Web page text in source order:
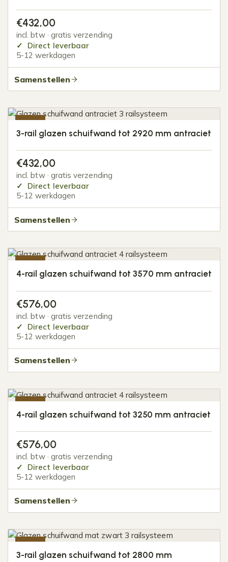
€432,00
incl. btw · gratis verzending
Direct leverbaar
5-12 werkdagen
Samenstellen
3-rail glazen schuifwand tot 2920 mm antraciet
€432,00
incl. btw · gratis verzending
Direct leverbaar
5-12 werkdagen
Samenstellen
4-rail glazen schuifwand tot 3570 mm antraciet
€576,00
incl. btw · gratis verzending
Direct leverbaar
5-12 werkdagen
Samenstellen
4-rail glazen schuifwand tot 3250 mm antraciet
€576,00
incl. btw · gratis verzending
Direct leverbaar
5-12 werkdagen
Samenstellen
3-rail glazen schuifwand tot 2800 mm